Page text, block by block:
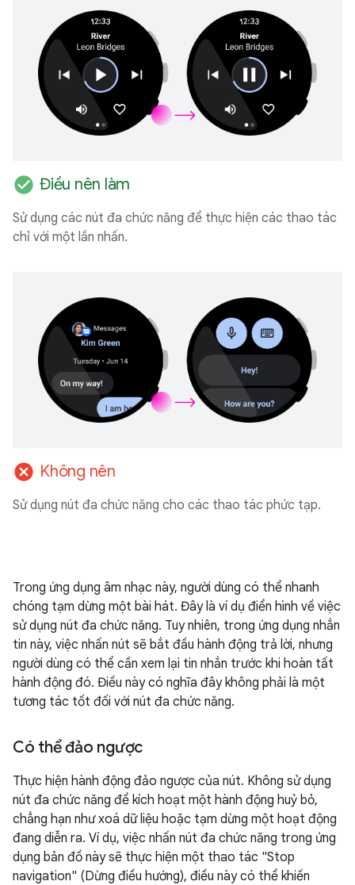
check_circle Điều nên làm
Sử dụng các nút đa chức năng để thực hiện các thao tác
chỉ với một lần nhấn.
cancel Không nên
Sử dụng nút đa chức năng cho các thao tác phức tạp.
Trong ứng dụng âm nhạc này, người dùng có thể nhanh
chóng tạm dừng một bài hát. Đây là ví dụ điển hình về việc
sử dụng nút đa chức năng. Tuy nhiên, trong ứng dụng nhắn
tin này, việc nhấn nút sẽ bắt đầu hành động trả lời, nhưng
người dùng có thể cần xem lại tin nhắn trước khi hoàn tất
hành động đó. Điều này có nghĩa đây không phải là một
tương tác tốt đối với nút đa chức năng.
Có thể đảo ngược
Thực hiện hành động đảo ngược của nút. Không sử dụng
nút đa chức năng để kích hoạt một hành động huỷ bỏ,
chẳng hạn như xoá dữ liệu hoặc tạm dừng một hoạt động
đang diễn ra. Ví dụ, việc nhấn nút đa chức năng trong ứng
dụng bản đồ này sẽ thực hiện một thao tác "Stop
navigation" (Dừng điều hướng), điều này có thể khiến